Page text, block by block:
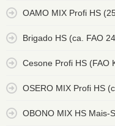
OAMO MIX Profi HS
Brigado HS (ca. FAO
Cesone Profi HS (FAO
OSERO MIX Profi HS
OBONO MIX HS Mais-